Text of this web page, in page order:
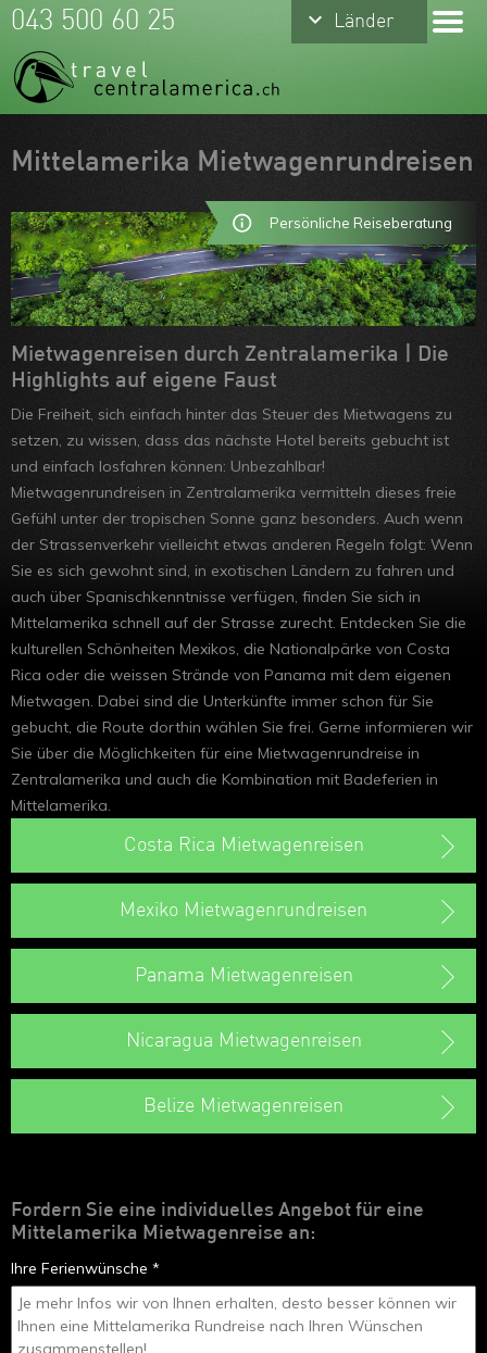
Meine Favoriten
Über uns
Feedbacks
Kontakt
ARVB
keyboard_arrow_down Länder
Panama
Nicaragua
Honduras
keyboard_arrow_down Länder
043 500 60 25
Mittelamerika Mietwagenrundreisen
Persönliche Reiseberatung
Mietwagenreisen durch Zentralamerika | Die
Highlights auf eigene Faust
Die Freiheit, sich einfach hinter das Steuer des Mietwagens zu
setzen, zu wissen, dass das nächste Hotel bereits gebucht ist
und einfach losfahren können: Unbezahlbar!
Mietwagenrundreisen in Zentralamerika vermitteln dieses freie
Gefühl unter der tropischen Sonne ganz besonders. Auch wenn
der Strassenverkehr vielleicht etwas anderen Regeln folgt: Wenn
Sie es sich gewohnt sind, in exotischen Ländern zu fahren und
auch über Spanischkenntnisse verfügen, finden Sie sich in
Mittelamerika schnell auf der Strasse zurecht. Entdecken Sie die
kulturellen Schönheiten Mexikos, die Nationalpärke von Costa
Rica oder die weissen Strände von Panama mit dem eigenen
Mietwagen. Dabei sind die Unterkünfte immer schon für Sie
gebucht, die Route dorthin wählen Sie frei. Gerne informieren wir
Sie über die Möglichkeiten für eine Mietwagenrundreise in
Zentralamerika und auch die Kombination mit Badeferien in
Mittelamerika.
Costa Rica Mietwagenreisen
Mexiko Mietwagenrundreisen
Panama Mietwagenreisen
Nicaragua Mietwagenreisen
Belize Mietwagenreisen
Fordern Sie eine individuelles Angebot für eine
Mittelamerika Mietwagenreise an:
Ihre Ferienwünsche *